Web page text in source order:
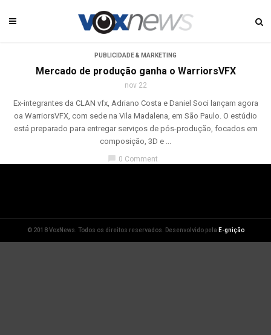
PUBLICIDADE & MARKETING
Mercado de produção ganha o WarriorsVFX
nov 22
Ex-integrantes da CLAN vfx, Adriano Costa e Daniel Soci lançam agora
oa WarriorsVFX, com sede na Vila Madalena, em São Paulo. O estúdio
está preparado para entregar serviços de pós-produção, focados em
composição, 3D e ...
chat_bubble 0 Comment
© 2018 VoxNews. Todos os direitos reservados. Desenvolvido pela E-gnição